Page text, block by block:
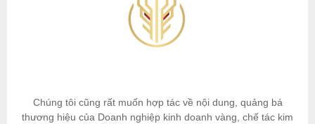
Chúng tôi cũng rất muốn hợp tác về nội dung, quảng bá
thương hiệu của Doanh nghiệp kinh doanh vàng, chế tác kim